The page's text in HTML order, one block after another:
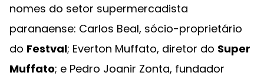
nomes do setor supermercadista
paranaense: Carlos Beal, sócio-proprietário
do Festval; Everton Muffato, diretor do Super
Muffato; e Pedro Joanir Zonta, fundador